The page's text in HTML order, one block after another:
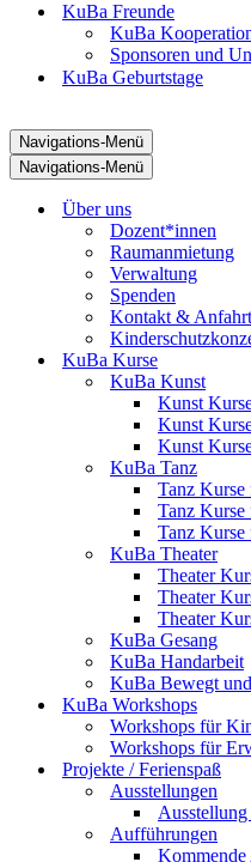
KuBa Freunde
KuBa
Sponsoren und
KuBa Geburtstage
Navigations-Menü
Navigations-Menü
Über uns
Dozent*innen
Raumanmietung
Verwaltung
Spenden
Kontakt & Anfahrt
KuBa Kurse
KuBa Kunst
Kunst
Kunst
Kunst
KuBa Tanz
Tanz
Tanz Kurse
Tanz Kurse
KuBa Theater
Theater
Theater
Theater
KuBa Gesang
KuBa Handarbeit
KuBa Bewegt
KuBa Workshops
Workshops für
Workshops für
Projekte / Ferienspaß
Ausstellungen
Aufführungen